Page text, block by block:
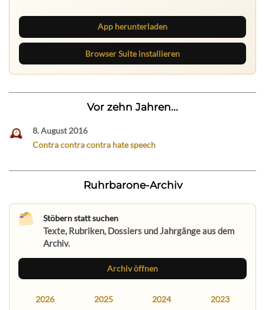
App herunterladen
Browser Suite installieren
Vor zehn Jahren...
8. August 2016
Contra contra contra hate speech
Ruhrbarone-Archiv
Stöbern statt suchen
Texte, Rubriken, Dossiers und Jahrgänge aus dem
Archiv.
Archiv öffnen
2026 2025 2024 2023